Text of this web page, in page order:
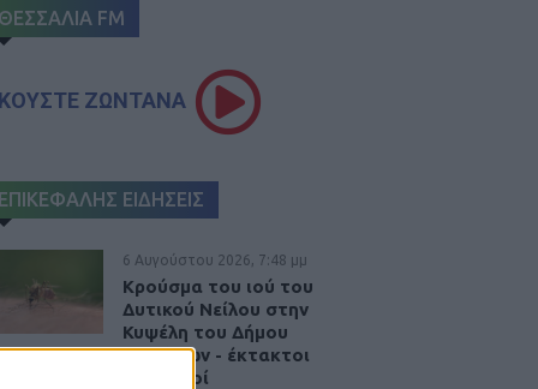
FM
ΖΩΝΤΑΝΑ
ΕΙΔΗΣΕΙΣ
6 Αυγούστου 2026, 7:48 μμ
Κρούσμα του ιού του
Δυτικού Νείλου στην
Κυψέλη του Δήμου
Σοφάδων - έκτακτοι
ψεκασμοί